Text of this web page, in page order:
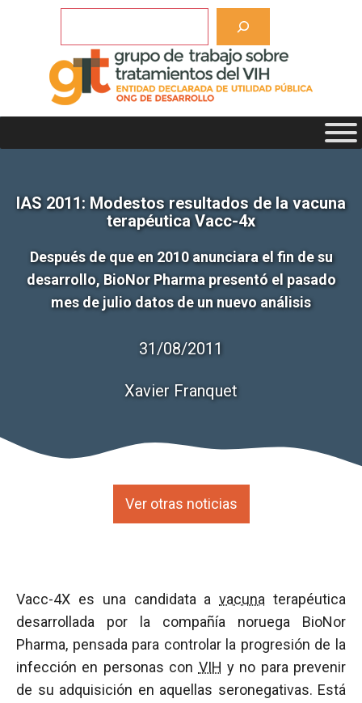
IAS 2011: Modestos resultados de la vacuna
terapéutica Vacc-4x
Después de que en 2010 anunciara el fin de su
desarrollo, BioNor Pharma presentó el pasado
mes de julio datos de un nuevo análisis
31/08/2011
Xavier Franquet
Ver otras noticias
Vacc-4X es una candidata avacuna terapéutica
desarrollada por la compañía noruega BioNor
Pharma, pensada para controlar la progresión de la
infección en personas con VIH y no para prevenir
de su adquisición en aquellas seronegativas. Está